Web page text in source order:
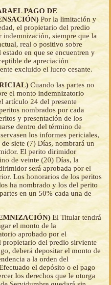
PAGO DE
Por la limitación y
el propietario del predio
siempre que la
real o positivo sobre
en que se encuentren y
de apreciación
excluido el lucro cesante.
Cuando las partes no
el monto indemnizatorio
artículo 24 del presente
nombrados por cada
y presentación de los
dentro del término de
los informes periciales,
siete (7) Días, nombrará un
El perito dirimidor
de veinte (20) Días, la
será aprobada por el
Los honorarios de los peritos
ha nombrado y los del perito
en un 50% cada una de
El Titular tendrá
el monto de la
aprobado por el
propietario del predio sirviente
deberá depositar el monto de
a la orden del
el depósito o el pago
los derechos que le otorga